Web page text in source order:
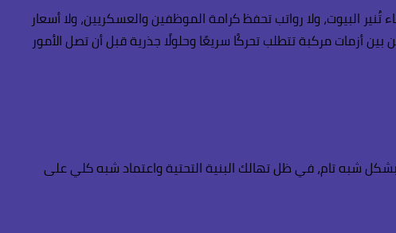
البيوت، ولا رواتب تحفظ كرامة الموظفين والعسكريين، ولا أسعار
أزمات مركبة تتطلب تحركًا سريعًا وحلولًا جذرية قبل أن تصل الأمور
وتُعطّل الحياة اليومية بشكل شبه تام، في ظل تهالك البنية التحتية واعتماد شبه كلي على